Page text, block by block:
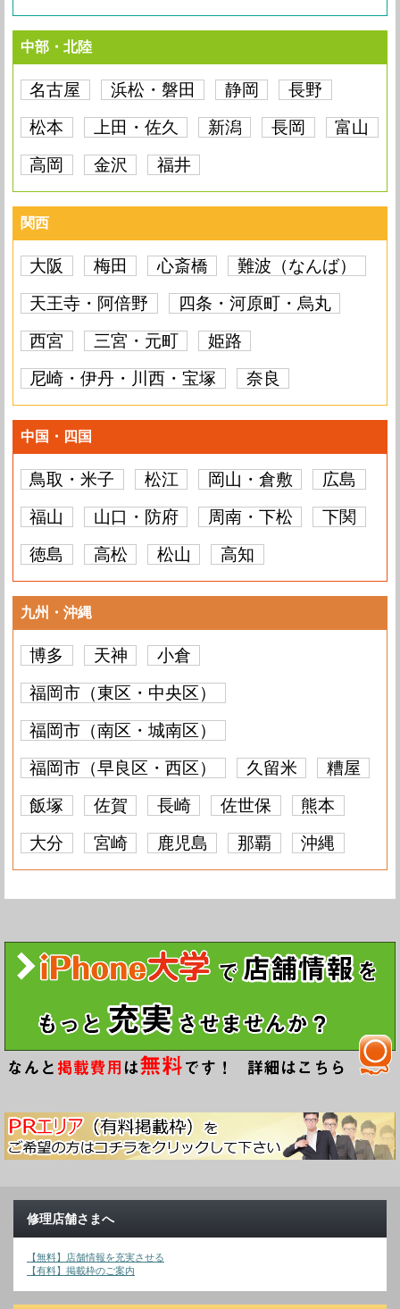
中部・北陸
名古屋 浜松・磐田 静岡
長野
松本
上田・佐久 新潟 長岡
富山
高岡
金沢 福井
関西
大阪 梅田 心斎橋
難波（なんば）
天王寺・阿倍野
四条・河原町・烏丸
西宮
三宮・元町
姫路
尼崎・伊丹・川西・宝塚
奈良
中国・四国
鳥取・米子 松江 岡山・倉敷
広島
福山
山口・防府 周南・下松
下関
徳島
高松 松山 高知
九州・沖縄
博多 天神
小倉
福岡市（東区・中央区）
福岡市（南区・城南区）
福岡市（早良区・西区）
久留米
糟屋
飯塚
佐賀 長崎 佐世保
熊本
大分
宮崎 鹿児島 那覇 沖縄
修理店舗さまへ
【無料】店舗情報を充実させる
【有料】掲載枠のご案内